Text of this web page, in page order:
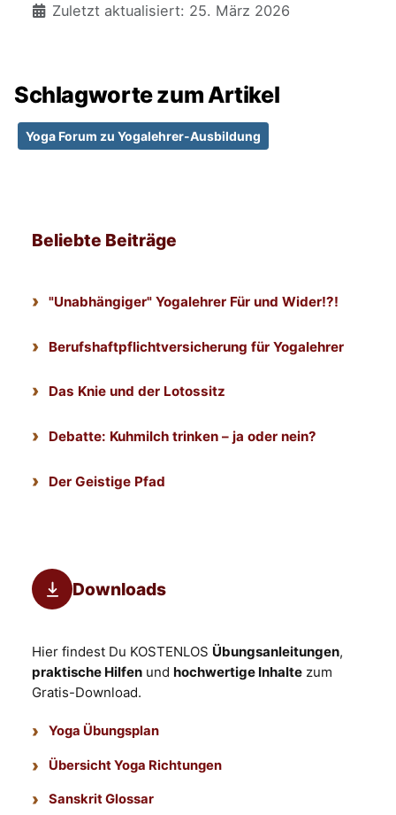
Zuletzt aktualisiert: 25. März 2026
Schlagworte zum Artikel
Yoga Forum zu Yogalehrer-Ausbildung
Beliebte Beiträge
"Unabhängiger" Yogalehrer Für und Wider!?!
Berufshaftpflichtversicherung für Yogalehrer
Das Knie und der Lotossitz
Debatte: Kuhmilch trinken – ja oder nein?
Der Geistige Pfad
Downloads
Hier findest Du KOSTENLOS Übungsanleitungen,
praktische Hilfen und hochwertige Inhalte zum
Gratis-Download.
Yoga Übungsplan
Übersicht Yoga Richtungen
Sanskrit Glossar